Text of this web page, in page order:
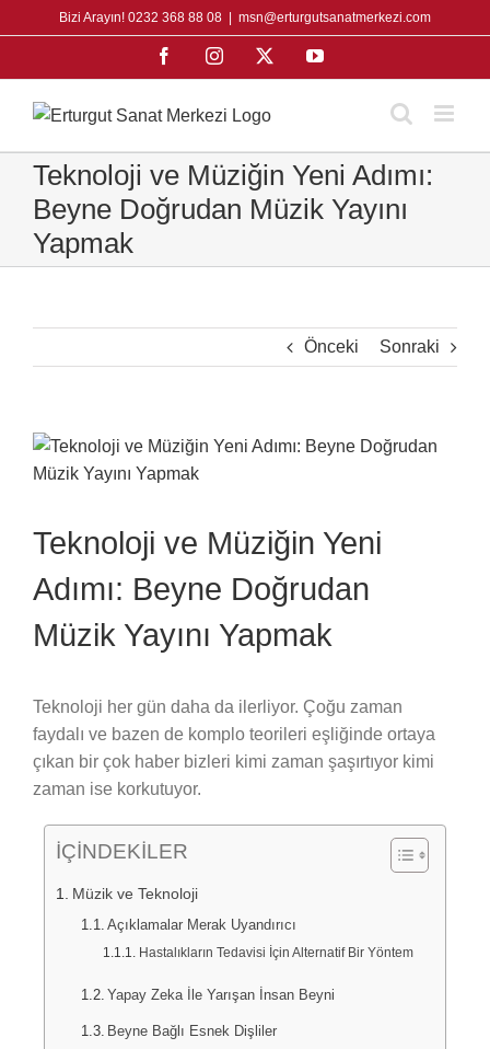
to
Bizi Arayın! 0232 368 88 08 msn@erturgutsanatmerkezi.com
FacebookInstagram YouTube
Teknoloji ve Müziğin Yeni Adımı:
Beyne Doğrudan Müzik Yayını
Yapmak
Önceki Sonraki
View
Larger
Teknoloji ve Müziğin Yeni
Adımı: Beyne Doğrudan
Müzik Yayını Yapmak
Teknoloji her gün daha da ilerliyor. Çoğu zaman
faydalı ve bazen de komplo teorileri eşliğinde ortaya
çıkan bir çok haber bizleri kimi zaman şaşırtıyor kimi
zaman ise korkutuyor.
İÇİNDEKİLER
Müzik ve Teknoloji
Açıklamalar Merak Uyandırıcı
Hastalıkların Tedavisi İçin Alternatif Bir Yöntem
Yapay Zeka İle Yarışan İnsan Beyni
Beyne Bağlı Esnek Dişliler